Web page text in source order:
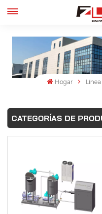
français
español
Hogar
CATEGORÍAS DE